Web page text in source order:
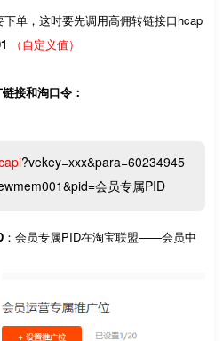
下单，这时要先调用高佣转链接口hcap
（自定义值）
接和淘口令：
?vekey=xxx&para=60234945
会员专属PID
：会员专属PID在淘宝联盟——会员中